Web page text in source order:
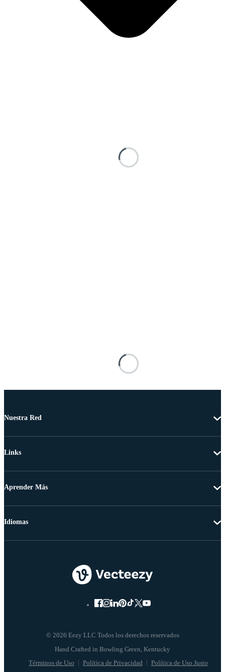
Nuestra Red
Links
Aprender Más
© 2026 Eezy LLC Todos los derechos reservados
Términos de Uso Política de Privacidad Política de Uso Justo
Idiomas